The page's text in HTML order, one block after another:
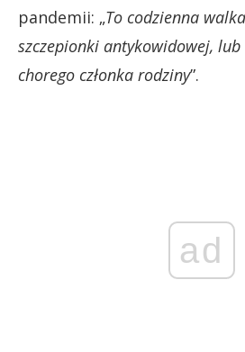
pandemii: „To codzienna
szczepionki antykowidowej,
chorego członka rodziny”.
ad